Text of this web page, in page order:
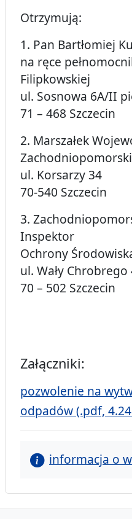
Otrzymują:
1. Pan Bartłomiej
na ręce
Filipkowskiej
ul. Sosnowa 6A/II
71 – 468 Szczecin
2. Marszałek
ul. Korsarzy 34
70-540 Szczecin
3.
Inspektor
Ochrony
ul. Wały Chrobrego
70 – 502 Szczecin
Załączniki:
pozwolenie na
odpadów (.pdf,
informacja o